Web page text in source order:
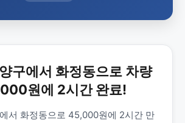
구에서 화정동으로 차량
원에 2시간 완료!
서 화정동으로 45,000원에 2시간 만